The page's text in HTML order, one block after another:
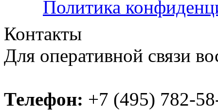
Политика
Контакты
Для оперативной связи
Телефон: +7 (495) 782-